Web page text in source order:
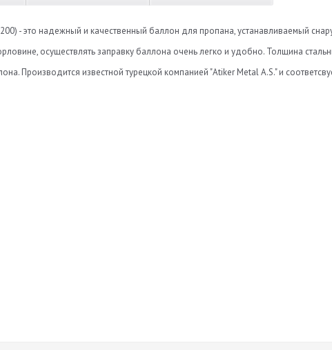
- это надежный и качественный баллон для пропана, устанавливаемый
осуществлять заправку баллона очень легко и удобно. Толщина
Производится известной турецкой компанией "Atiker Metal A.S." и